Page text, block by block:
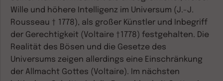
Wille und höhere Intelligenz im Universum (J.-J.
Rousseau † 1778), als großer Künstler und Inbegriff
der Gerechtigkeit (Voltaire †1778) festgehalten. Die
Realität des Bösen und die Gesetze des
Universums zeigen allerdings eine Einschränkung
der Allmacht Gottes (Voltaire). Im nächsten